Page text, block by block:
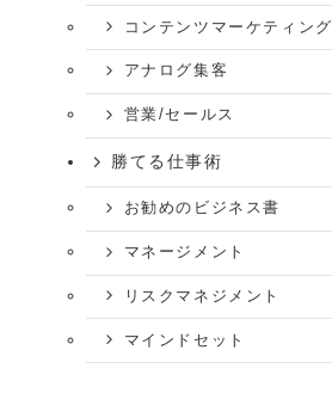
コンテンツマーケティング
アナログ集客
営業/セールス
勝てる仕事術
お勧めのビジネス書
マネージメント
リスクマネジメント
マインドセット